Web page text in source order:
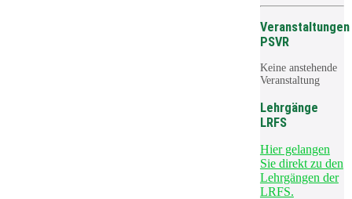
Veranstaltungen
PSVR
Keine anstehende
Veranstaltung
Lehrgänge
LRFS
Hier gelangen
Sie direkt zu den
Lehrgängen der
LRFS.